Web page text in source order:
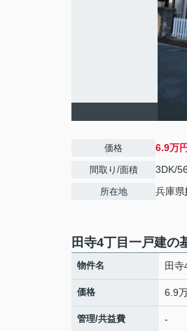
価格 6.9万円
間取り/面積 3DK/
所在地 兵庫県
田寺4丁目一戸建の
物件名 田
価格 6.9
管理/共益費 -